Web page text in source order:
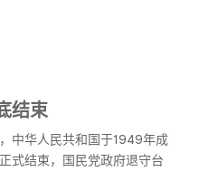
结束
中华人民共和国于1949年成
式结束，国民党政府退守台